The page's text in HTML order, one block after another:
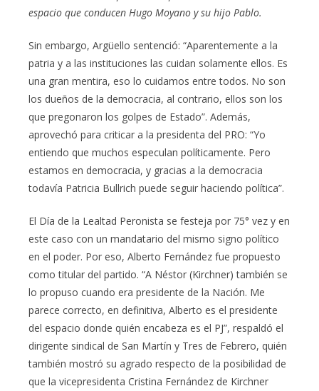
espacio que conducen Hugo Moyano y su hijo Pablo.
Sin embargo, Argüello sentenció: “Aparentemente a la
patria y a las instituciones las cuidan solamente ellos. Es
una gran mentira, eso lo cuidamos entre todos. No son
los dueños de la democracia, al contrario, ellos son los
que pregonaron los golpes de Estado”. Además,
aprovechó para criticar a la presidenta del PRO: “Yo
entiendo que muchos especulan políticamente. Pero
estamos en democracia, y gracias a la democracia
todavía Patricia Bullrich puede seguir haciendo política”.
El Día de la Lealtad Peronista se festeja por 75° vez y en
este caso con un mandatario del mismo signo político
en el poder. Por eso, Alberto Fernández fue propuesto
como titular del partido. “A Néstor (Kirchner) también se
lo propuso cuando era presidente de la Nación. Me
parece correcto, en definitiva, Alberto es el presidente
del espacio donde quién encabeza es el PJ”, respaldó el
dirigente sindical de San Martín y Tres de Febrero, quién
también mostró su agrado respecto de la posibilidad de
que la vicepresidenta Cristina Fernández de Kirchner